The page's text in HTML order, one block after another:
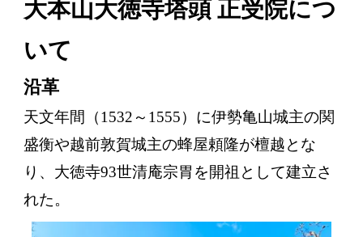
大本山大徳寺塔頭 正受院につ
いて
沿革
天文年間（1532～1555）に伊勢亀山城主の関
盛衡や越前敦賀城主の蜂屋頼隆が檀越とな
り、大徳寺93世清庵宗胃を開祖として建立さ
れた。